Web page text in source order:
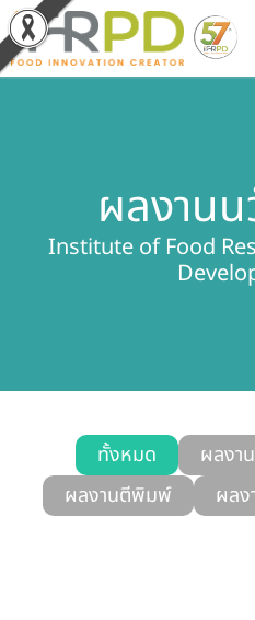
ผลิตภัณฑ์และจำหน่าย
เกี่ยวกับสถาบัน
บุคลากรสถาบัน
รับข้อร้องเรียนและข้อเสนอแ
ผลงาน
Institute of Food
ทั้งหมด
ผลงา
ผลงานตีพิมพ์
ผล